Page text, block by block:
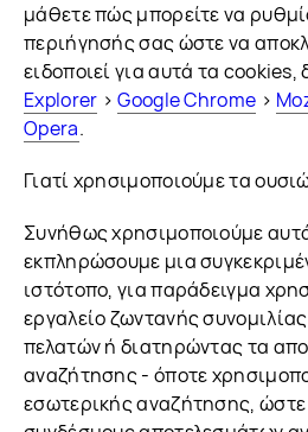
μάθετε πώς μπορείτε να
περιήγησής σας ώστε να
ειδοποιεί για αυτά τα cookies,
Explorer >Google Chrome >
Opera.
Γιατί χρησιμοποιούμε τα
Συνήθως χρησιμοποιούμε
εκπληρώσουμε μια
ιστότοπο, για παράδειγμα
εργαλείο ζωντανής
πελατών ή διατηρώντας τα
αναζήτησης - όποτε
εσωτερικής αναζήτησης, ώστε